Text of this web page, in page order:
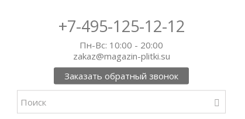
+7-495-125-12-12
Пн-Вс: 10:00 - 20:00
zakaz@magazin-plitki.su
Заказать обратный звонок